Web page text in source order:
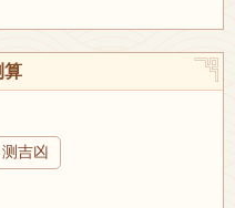
算
测吉凶